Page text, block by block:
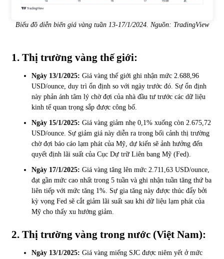
S&P Ratings cập nhật xếp hạng tín nhiệm của
Chứng khoán ngày 30/5/2022: Top 10 cổ phiếu nổi bật
31/05/2022
Phân tích giá tiền điện tử sau ngày thị trường lập kỷ lục
09/11/2021
Chứng khoán ngày 12/10/2021: Top 10 cổ phiếu nổi bật
13/10/2021
Top 10 xe bán chạy nhất tháng 9/2021
Biểu đồ diễn biến giá vàng tuần 13-17/1/2024. Nguồn: TradingView
1. Thị trường vàng thế giới:
Ngày 13/1/2025: Giá vàng thế giới ghi nhận mức 2.688,96
USD/ounce, duy trì ổn định so với ngày trước đó. Sự ổn định
này phản ánh tâm lý chờ đợi của nhà đầu tư trước các dữ liệu
kinh tế quan trọng sắp được công bố.
Ngày 15/1/2025: Giá vàng giảm nhẹ 0,1% xuống còn 2.675,72
USD/ounce. Sự giảm giá này diễn ra trong bối cảnh thị trường
chờ đợi báo cáo lạm phát của Mỹ, dự kiến sẽ ảnh hưởng đến
quyết định lãi suất của Cục Dự trữ Liên bang Mỹ (Fed).
Ngày 17/1/2025: Giá vàng tăng lên mức 2.711,63 USD/ounce,
đạt gần mức cao nhất trong 5 tuần và ghi nhận tuần tăng thứ ba
liên tiếp với mức tăng 1%. Sự gia tăng này được thúc đẩy bởi
kỳ vọng Fed sẽ cắt giảm lãi suất sau khi dữ liệu lạm phát của
Mỹ cho thấy xu hướng giảm.
2. Thị trường vàng trong nước (Việt Nam):
Ngày 13/1/2025: Giá vàng miếng SJC được niêm yết ở mức